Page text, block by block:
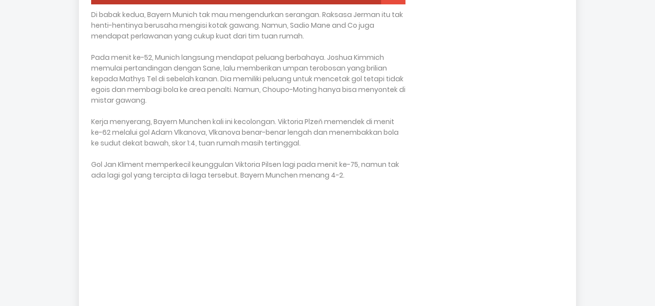
Di babak kedua, Bayern Munich tak mau mengendurkan serangan. Raksasa Jerman itu tak
henti-hentinya berusaha mengisi kotak gawang. Namun, Sadio Mane and Co juga
mendapat perlawanan yang cukup kuat dari tim tuan rumah.
Pada menit ke-52, Munich langsung mendapat peluang berbahaya. Joshua Kimmich
memulai pertandingan dengan Sane, lalu memberikan umpan terobosan yang brilian
kepada Mathys Tel di sebelah kanan. Dia memiliki peluang untuk mencetak gol tetapi tidak
egois dan membagi bola ke area penalti. Namun, Choupo-Moting hanya bisa menyontek di
mistar gawang.
Kerja menyerang, Bayern Munchen kali ini kecolongan. Viktoria Plzeň memendek di menit
ke-62 melalui gol Adam Vlkanova, Vlkanova benar-benar lengah dan menembakkan bola
ke sudut dekat bawah, skor 1:4, tuan rumah masih tertinggal.
Gol Jan Kliment memperkecil keunggulan Viktoria Pilsen lagi pada menit ke-75, namun tak
ada lagi gol yang tercipta di laga tersebut. Bayern Munchen menang 4-2.